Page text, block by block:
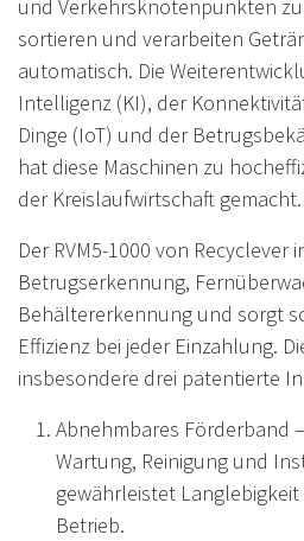
und Verkehrsknotenpunkten
sortieren und verarbeiten
automatisch. Die
Intelligenz (KI), der
Dinge (IoT) und der
hat diese Maschinen zu
der Kreislaufwirtschaft gemacht.
Der RVM5-1000 von
Betrugserkennung,
Behältererkennung und sorgt
Effizienz bei jeder Einzahlung.
insbesondere drei patentierte
Abnehmbares Förderband
Wartung, Reinigung und
gewährleistet
Betrieb.